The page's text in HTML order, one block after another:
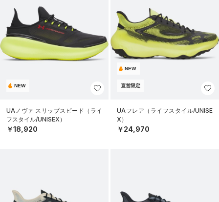
NEW
UAノヴァ スリップスピード（ライ
フスタイル/UNISEX）
￥18,920
NEW
直営限定
UAフレア（ライフスタイル/UNISE
X）
￥24,970